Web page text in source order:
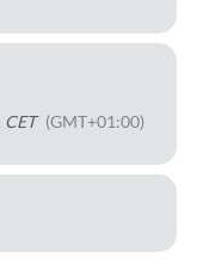
CET (GMT+01:00)